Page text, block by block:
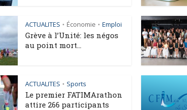
ACTUALITES • Économie • Emploi
Grève à l’Unité: les négos
au point mort...
ACTUALITES • Sports
Le premier FATIMArathon
attire 266 participants